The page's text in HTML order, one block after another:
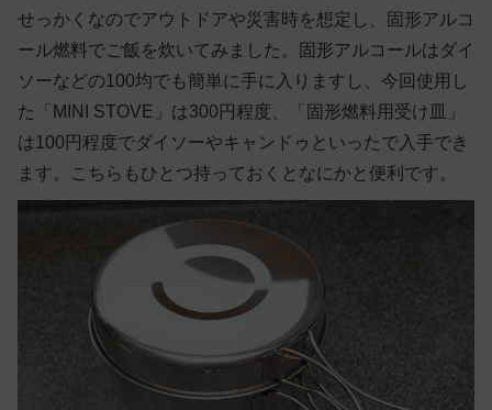
せっかくなのでアウトドアや災害時を想定し、固形アルコ
ール燃料でご飯を炊いてみました。固形アルコールはダイ
ソーなどの100均でも簡単に手に入りますし、今回使用し
た「MINI STOVE」は300円程度、「固形燃料用受け皿」
は100円程度でダイソーやキャンドゥといったで入手でき
ます。こちらもひとつ持っておくとなにかと便利です。